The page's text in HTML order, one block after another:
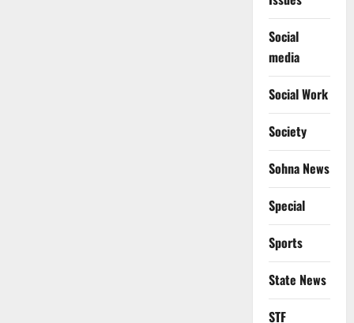
Social
media
Social Work
Society
Sohna News
Special
Sports
State News
STF